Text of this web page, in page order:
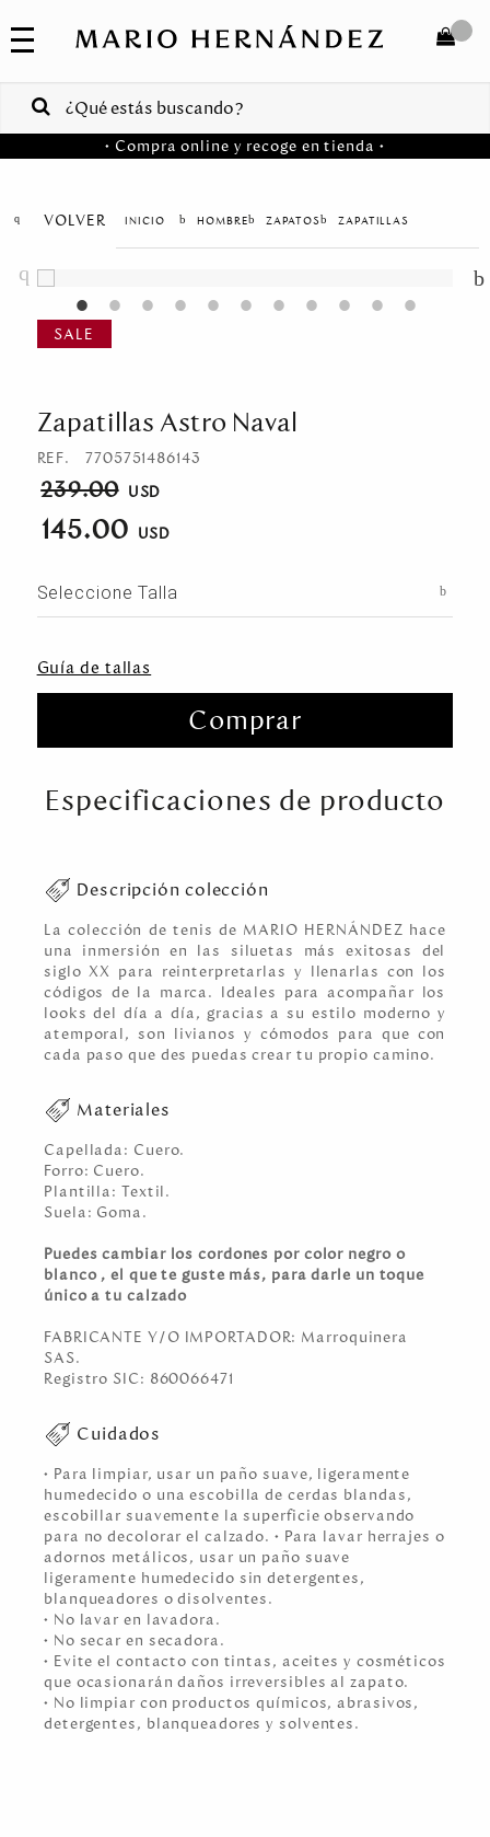
COLECCIONES
VENTAS
CORPORATIVAS
Venezuela
COMPRAR
• Compra online y recoge en tienda •
VOLVER HOMBRE ZAPATOS ZAPATILLAS
Zapatillas Astro Naval
REF. 7705751486143
239.00
145.00
Seleccione Talla
Guía de tallas
Comprar
Especificaciones de producto
Descripción colección
La colección de tenis de MARIO HERNÁNDEZ hace
una inmersión en las siluetas más exitosas del
siglo XX para reinterpretarlas y llenarlas con los
códigos de la marca. Ideales para acompañar los
looks del día a día, gracias a su estilo moderno y
atemporal, son livianos y cómodos para que con
cada paso que des puedas crear tu propio camino.
Materiales
Capellada: Cuero.
Forro: Cuero.
Plantilla: Textil.
Suela: Goma.
Puedes cambiar los cordones por color negro o
blanco , el que te guste más, para darle un toque
único a tu calzado
FABRICANTE Y/O IMPORTADOR: Marroquinera
SAS.
Registro SIC: 860066471
Cuidados
• Para limpiar, usar un paño suave, ligeramente
humedecido o una escobilla de cerdas blandas,
escobillar suavemente la superficie observando
para no decolorar el calzado. • Para lavar herrajes o
adornos metálicos, usar un paño suave
ligeramente humedecido sin detergentes,
blanqueadores o disolventes.
• No lavar en lavadora.
• No secar en secadora.
• Evite el contacto con tintas, aceites y cosméticos
que ocasionarán daños irreversibles al zapato.
• No limpiar con productos químicos, abrasivos,
detergentes, blanqueadores y solventes.